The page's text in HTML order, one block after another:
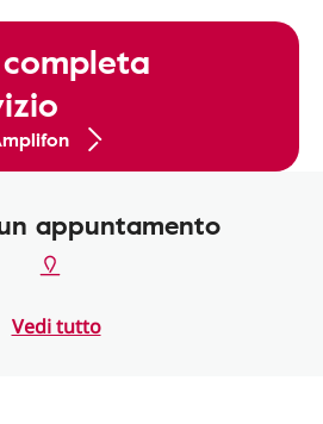
appuntamento
Vedi tutto